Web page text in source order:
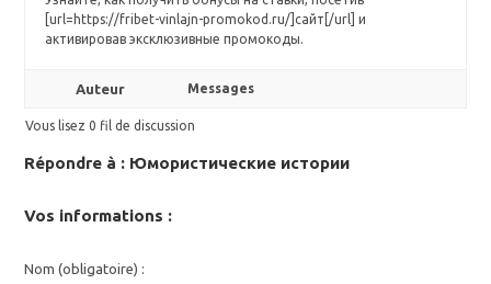
[url=https://fribet-vinlajn-promokod.ru/]сайт[/url] и
активировав эксклюзивные промокоды.
Auteur Messages
Vous lisez 0 fil de discussion
Répondre à : Юмористические истории
Vos informations :
Nom (obligatoire) :